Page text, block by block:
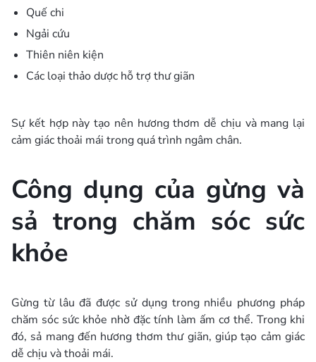
Quế chi
Ngải cứu
Thiên niên kiện
Các loại thảo dược hỗ trợ thư giãn
Sự kết hợp này tạo nên hương thơm dễ chịu và mang lại
cảm giác thoải mái trong quá trình ngâm chân.
Công dụng của gừng và
sả trong chăm sóc sức
khỏe
Gừng từ lâu đã được sử dụng trong nhiều phương pháp
chăm sóc sức khỏe nhờ đặc tính làm ấm cơ thể. Trong khi
đó, sả mang đến hương thơm thư giãn, giúp tạo cảm giác
dễ chịu và thoải mái.